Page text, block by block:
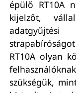
épülő RT10A
kijelzőt,
RT10A olyan
szükségük,